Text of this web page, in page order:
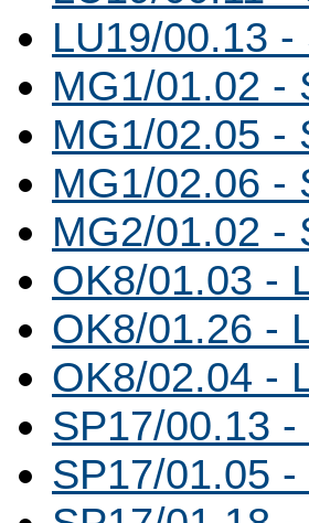
LU19/00.13
MG1/01.02 -
MG1/02.05 -
MG1/02.06 -
MG2/01.02 -
OK8/01.03 -
OK8/01.26 -
OK8/02.04 -
SP17/00.13
SP17/01.05